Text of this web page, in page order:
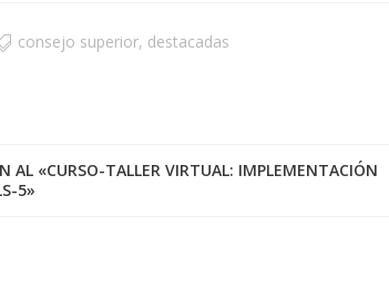
consejo superior, destacadas
AL «CURSO-TALLER VIRTUAL: IMPLEMENTACIÓN
5»